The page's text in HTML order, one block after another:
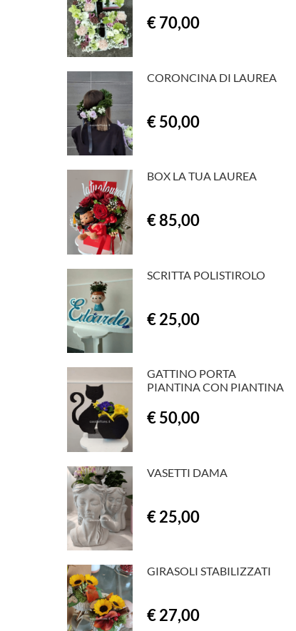
€ 70,00
CORONCINA DI LAUREA
€ 50,00
BOX LA TUA LAUREA
€ 85,00
SCRITTA POLISTIROLO
€ 25,00
GATTINO PORTA
PIANTINA CON PIANTINA
€ 50,00
VASETTI DAMA
€ 25,00
GIRASOLI STABILIZZATI
€ 27,00